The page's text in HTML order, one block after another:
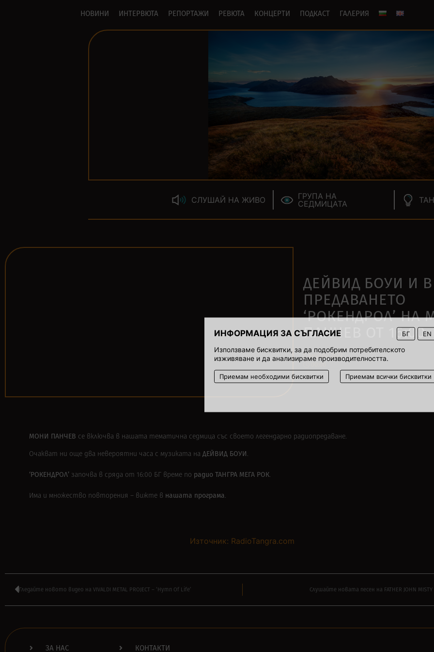
ИНФОРМАЦИЯ ЗА СЪГЛАСИЕ БГ EN
Използваме бисквитки, за да подобрим потребителското
изживяване и да анализираме производителността.
Приемам необходими бисквитки Приемам всички бисквитки
НОВИНИ ИНТЕРВЮТА РЕПОРТАЖИ РЕВЮТА КОНЦЕРТИ ПОДКАСТ ГАЛЕРИЯ
СЛУШАЙ НА ЖИВО
ГРУПА НА
СЕДМИЦАТА
ДЕЙВИД БОУИ И В
ПРЕДАВАНЕТО
‘РОКЕНДРОЛ’ НА
ПАНЧЕВ ОТ 16:00
5 януари 2022
00:00
МОНИ ПАНЧЕВ се включва в нашата тематична седмица със своето легендарно радиопредаване.
Очакват ни още два невероятни часа с музиката на ДЕЙВИД БОУИ .
‘РОКЕНДРОЛ’ започва в сряда от 16:00 БГ време по радио ТАНГРА МЕГА РОК.
Има и множество повторения – вижте в нашата програма.
Източник: RadioTangra.com
Гледайте новото видео на VIVALDI METAL PROJECT – ‘Hymn Of Life’ Слушайте новата песен на FATHER JOHN MISTY
ЗА НАС КОНТАКТИ